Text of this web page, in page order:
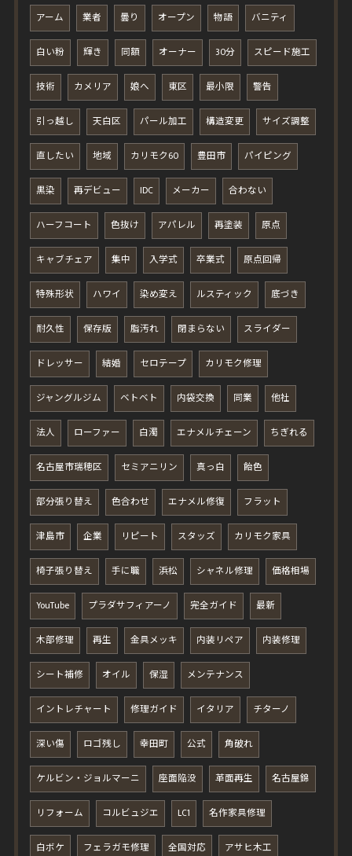
アーム 業者 曇り オープン 物語 バニティ
白い粉 輝き 同額 オーナー 30分 スピード施工
技術 カメリア 娘へ 東区 最小限 警告
引っ越し 天白区 パール加工 構造変更 サイズ調整
直したい 地域 カリモク60 豊田市 パイピング
黒染 再デビュー IDC メーカー 合わない
ハーフコート 色抜け アパレル 再塗装 原点
キャブチェア 集中 入学式 卒業式 原点回帰
特殊形状 ハワイ 染め変え ルスティック 底づき
耐久性 保存版 脂汚れ 閉まらない スライダー
ドレッサー 結婚 セロテープ カリモク修理
ジャングルジム ベトベト 内袋交換 同業 他社
法人 ローファー 白濁 エナメルチェーン ちぎれる
名古屋市瑞穂区 セミアニリン 真っ白 飴色
部分張り替え 色合わせ エナメル修復 フラット
津島市 企業 リピート スタッズ カリモク家具
椅子張り替え 手に職 浜松 シャネル修理 価格相場
YouTube プラダサフィアーノ 完全ガイド 最新
木部修理 再生 金具メッキ 内装リペア 内装修理
シート補修 オイル 保湿 メンテナンス
イントレチャート 修理ガイド イタリア チターノ
深い傷 ロゴ残し 幸田町 公式 角破れ
ケルビン・ジョルマーニ 座面陥没 革面再生 名古屋錦
リフォーム コルビュジエ LC1 名作家具修理
白ボケ フェラガモ修理 全国対応 アサヒ木工